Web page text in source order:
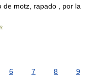
de motz, rapado , por la
6 7 8
9